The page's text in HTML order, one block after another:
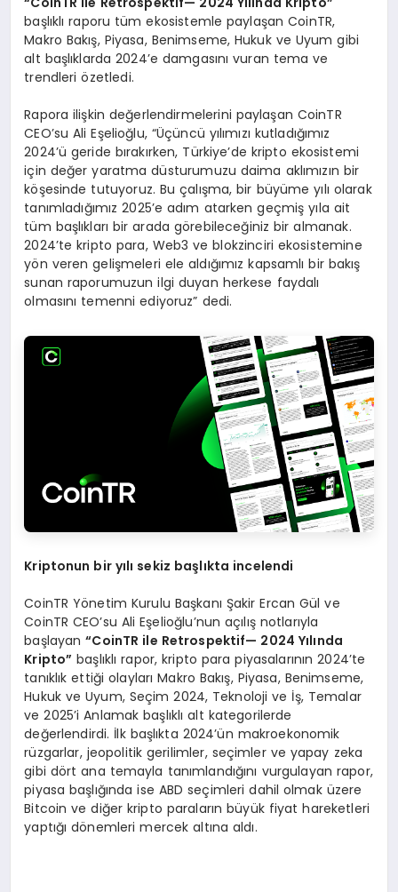
başlıklı raporu tüm ekosistemle paylaşan CoinTR,
Makro Bakış, Piyasa, Benimseme, Hukuk ve Uyum gibi
alt başlıklarda 2024’e damgasını vuran tema ve
trendleri özetledi.
Rapora ilişkin değerlendirmelerini paylaşan CoinTR
CEO’su Ali Eşelioğlu, “Üçüncü yılımızı kutladığımız
2024’ü geride bırakırken, Türkiye’de kripto ekosistemi
için değer yaratma düsturumuzu daima aklımızın bir
köşesinde tutuyoruz. Bu çalışma, bir büyüme yılı olarak
tanımladığımız 2025’e adım atarken geçmiş yıla ait
tüm başlıkları bir arada görebileceğiniz bir almanak.
2024’te kripto para, Web3 ve blokzinciri ekosistemine
yön veren gelişmeleri ele aldığımız kapsamlı bir bakış
sunan raporumuzun ilgi duyan herkese faydalı
olmasını temenni ediyoruz” dedi.
Kriptonun bir yılı sekiz başlıkta incelendi
CoinTR Yönetim Kurulu Başkanı Şakir Ercan Gül ve
CoinTR CEO’su Ali Eşelioğlu’nun açılış notlarıyla
başlayan“CoinTR ile Retrospektif— 2024 Yılında
Kripto” başlıklı rapor, kripto para piyasalarının 2024’te
tanıklık ettiği olayları Makro Bakış, Piyasa, Benimseme,
Hukuk ve Uyum, Seçim 2024, Teknoloji ve İş, Temalar
ve 2025’i Anlamak başlıklı alt kategorilerde
değerlendirdi. İlk başlıkta 2024’ün makroekonomik
rüzgarlar, jeopolitik gerilimler, seçimler ve yapay zeka
gibi dört ana temayla tanımlandığını vurgulayan rapor,
piyasa başlığında ise ABD seçimleri dahil olmak üzere
Bitcoin ve diğer kripto paraların büyük fiyat hareketleri
yaptığı dönemleri mercek altına aldı.